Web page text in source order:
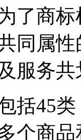
了商
同属
服务
括45
个商